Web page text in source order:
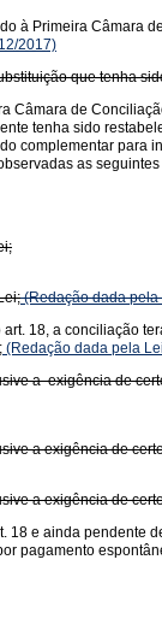
à Primeira Câmara
2017)
que tenha
de
tenha sido
complementar
as
(Redação dada pela
18, a conciliação
(Redação dada pela
a exigência de
a exigência de
a exigência de
e ainda
pagamento